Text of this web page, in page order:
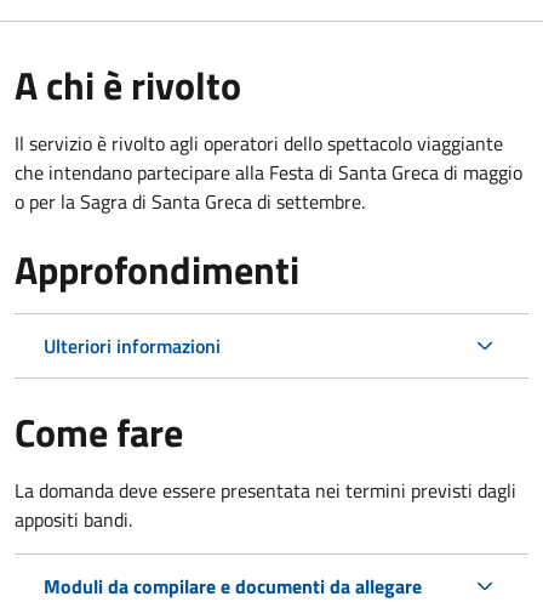
A chi è rivolto
Il servizio è rivolto agli operatori dello spettacolo viaggiante
che intendano partecipare alla Festa di Santa Greca di maggio
o per la Sagra di Santa Greca di settembre.
Approfondimenti
Ulteriori informazioni
Come fare
La domanda deve essere presentata nei termini previsti dagli
appositi bandi.
Moduli da compilare e documenti da allegare